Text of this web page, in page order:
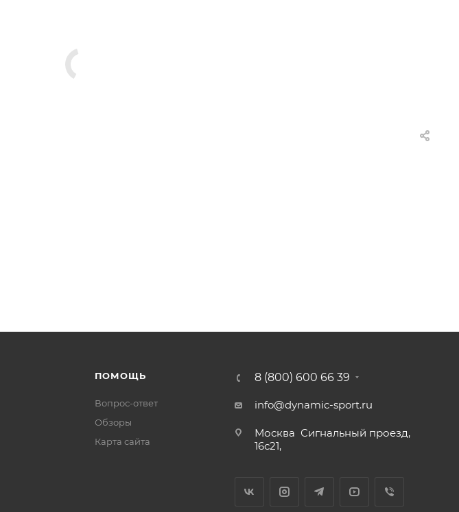
ПОМОЩЬ
Вопрос-ответ
Обзоры
Карта сайта
8 (800) 600 66 39
info@dynamic-sport.ru
Москва Сигнальный проезд,
16с21,